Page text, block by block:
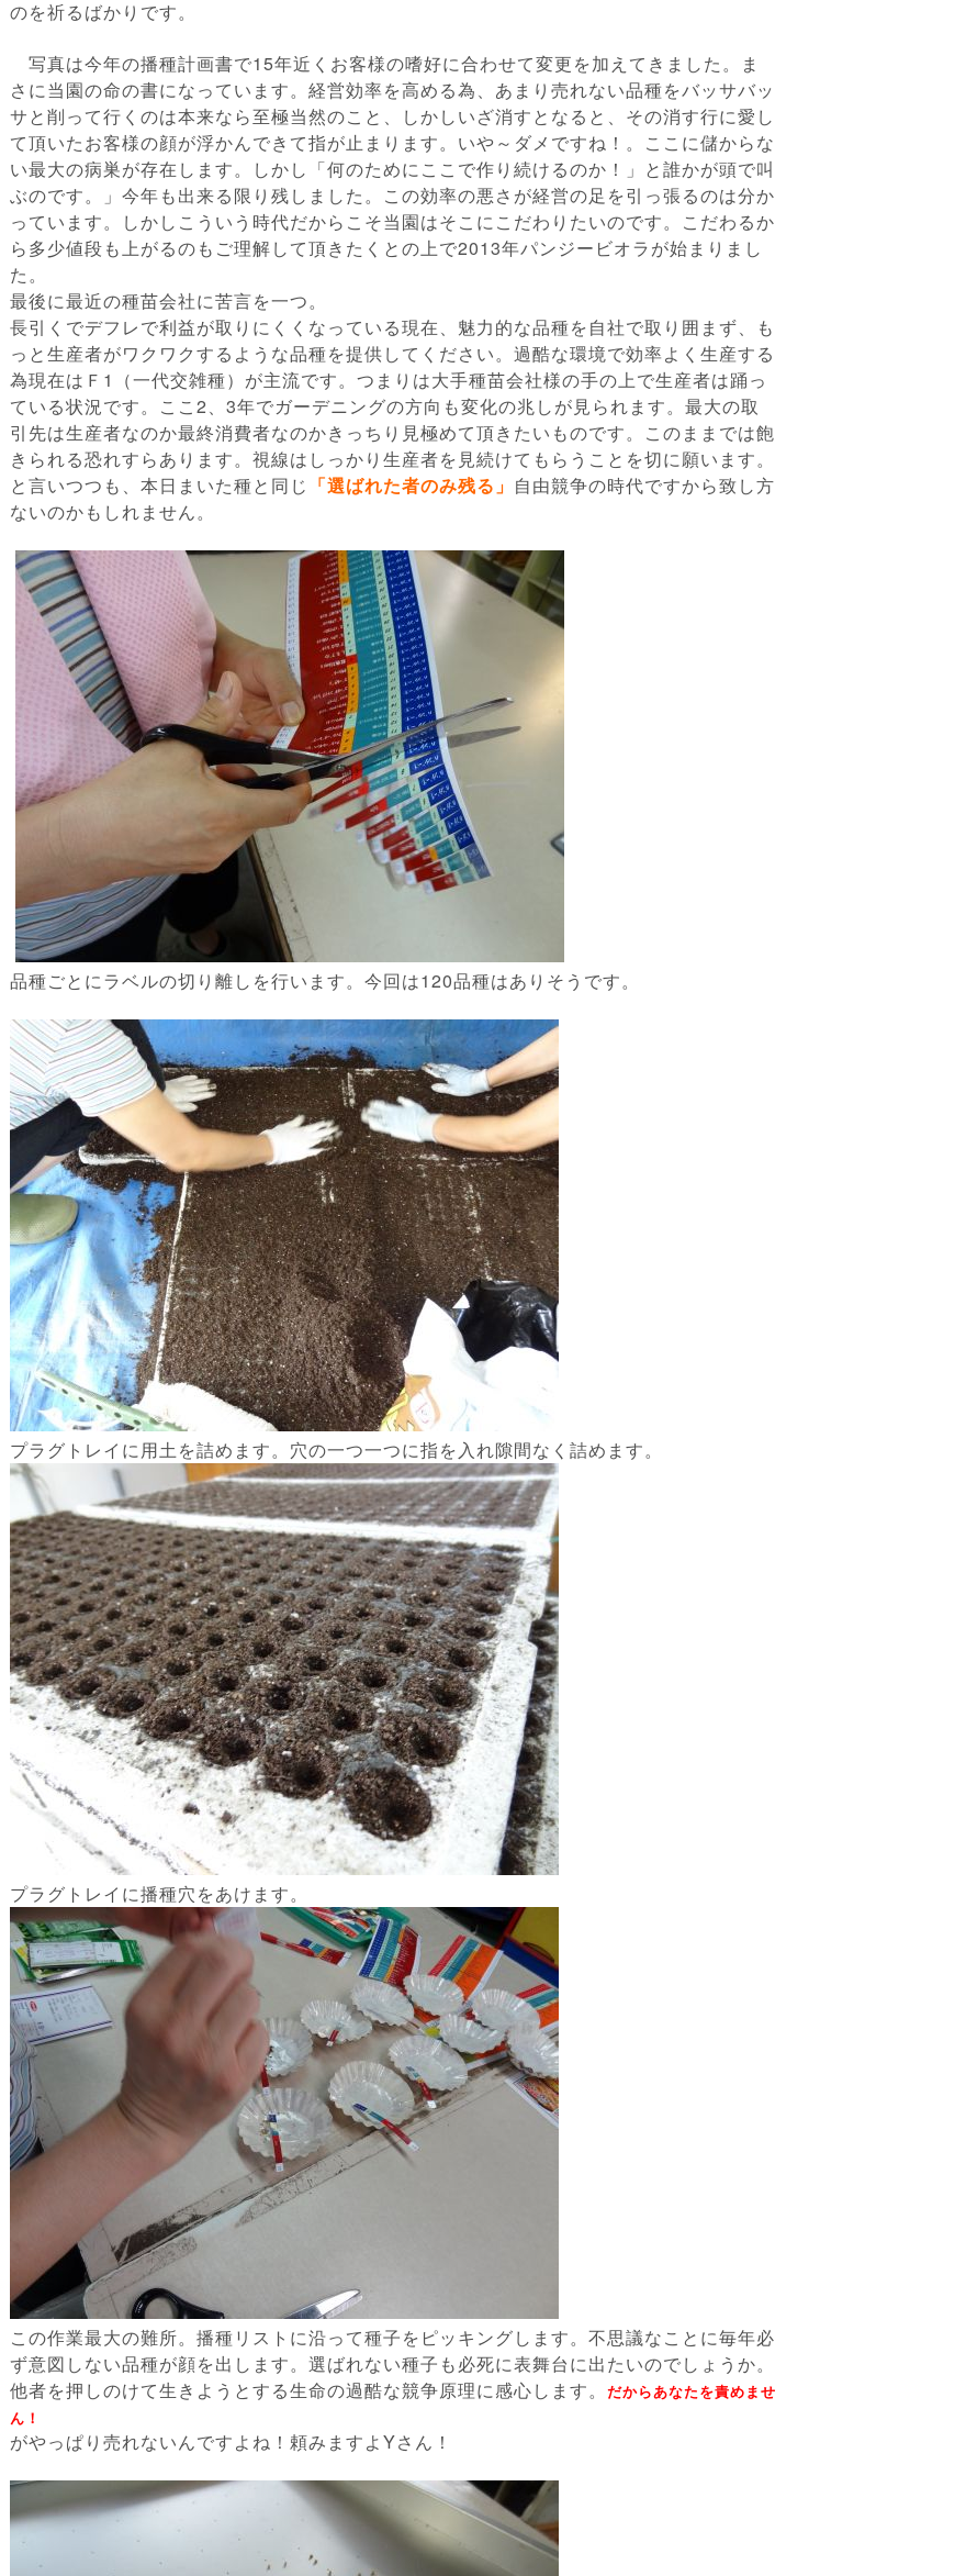
のを祈るばかりです。
写真は今年の播種計画書で15年近くお客様の嗜好に合わせて変更を加えてきました。ま
さに当園の命の書になっています。経営効率を高める為、あまり売れない品種をバッサバッ
サと削って行くのは本来なら至極当然のこと、しかしいざ消すとなると、その消す行に愛し
て頂いたお客様の顔が浮かんできて指が止まります。いや～ダメですね！。ここに儲からな
い最大の病巣が存在します。しかし「何のためにここで作り続けるのか！」と誰かが頭で叫
ぶのです。」今年も出来る限り残しました。この効率の悪さが経営の足を引っ張るのは分か
っています。しかしこういう時代だからこそ当園はそこにこだわりたいのです。こだわるか
ら多少値段も上がるのもご理解して頂きたくとの上で2013年パンジービオラが始まりまし
た。
最後に最近の種苗会社に苦言を一つ。
長引くでデフレで利益が取りにくくなっている現在、魅力的な品種を自社で取り囲まず、も
っと生産者がワクワクするような品種を提供してください。過酷な環境で効率よく生産する
為現在はＦ1（一代交雑種）が主流です。つまりは大手種苗会社様の手の上で生産者は踊っ
ている状況です。ここ2、3年でガーデニングの方向も変化の兆しが見られます。最大の取
引先は生産者なのか最終消費者なのかきっちり見極めて頂きたいものです。このままでは飽
きられる恐れすらあります。視線はしっかり生産者を見続けてもらうことを切に願います。
と言いつつも、本日まいた種と同じ 「選ばれた者のみ残る」 自由競争の時代ですから致し方
ないのかもしれません。
品種ごとにラベルの切り離しを行います。今回は120品種はありそうです。
プラグトレイに用土を詰めます。穴の一つ一つに指を入れ隙間なく詰めます。
プラグトレイに播種穴をあけます。
この作業最大の難所。播種リストに沿って種子をピッキングします。不思議なことに毎年必
ず意図しない品種が顔を出します。選ばれない種子も必死に表舞台に出たいのでしょうか。
他者を押しのけて生きようとする生命の過酷な競争原理に感心します。
だからあなたを責めませ
ん！
がやっぱり売れないんですよね！頼みますよYさん！